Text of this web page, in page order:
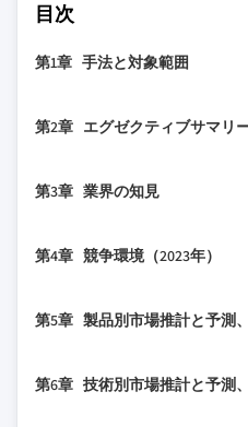
目次
第1章 手法と対象範囲
1.2 基本推計と計算
1.4 データソース
1.4.2 二次データ
1.4.2.2 公
第2章 エグゼクティブサマリ
第3章 業界の知見
3.2 ベンダーマトリック
3.4 技術とイノベーシ
3.6 主要なニュースとイ
第4章 競争環境（2023年）
4.2 企業の市場シェア
4.4 戦略的展望マトリ
第5章 製品別市場推計と予測、
5.2 非接触型衛生機器
第6章 技術別市場推計と予測、